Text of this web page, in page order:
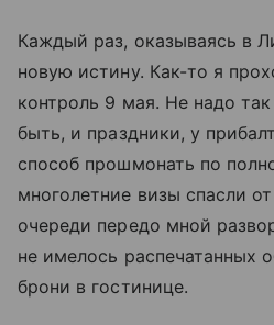
Каждый раз, оказываясь в
новую истину. Как-то я
контроль 9 мая. Не надо
быть, и праздники, у
способ прошмонать по
многолетние визы спасли
очереди передо мной
не имелось распечатанных
брони в гостинице.